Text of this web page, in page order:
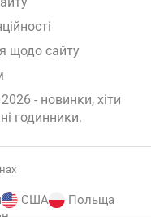
щодо сайту
- новинки, хіти
годинники.
США
Польща